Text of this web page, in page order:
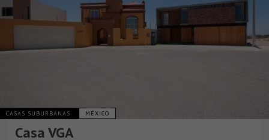
CASAS SUBURBANAS MÉXICO
Casa VGA